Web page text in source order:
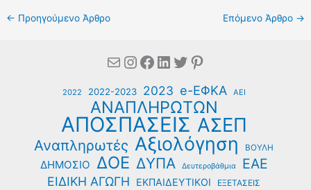
← Προηγούμενο Άρθρο Επόμενο Άρθρο →
MailInstagram
Facebook
Linkedin
Twitter
Pinterest
2022 2022-2023 2023 e-ΕΦΚΑ ΑΕΙ
ΑΝΑΠΛΗΡΩΤΩΝ
ΑΠΟΣΠΑΣΕΙΣ ΑΣΕΠ
Αναπληρωτές Αξιολόγηση ΒΟΥΛΗ
ΔΗΜΟΣΙΟ ΔΟΕ ΔΥΠΑ Δευτεροβάθμια ΕΑΕ
ΕΙΔΙΚΗ ΑΓΩΓΗ ΕΚΠΑΙΔΕΥΤΙΚΟΙ ΕΞΕΤΑΣΕΙΣ